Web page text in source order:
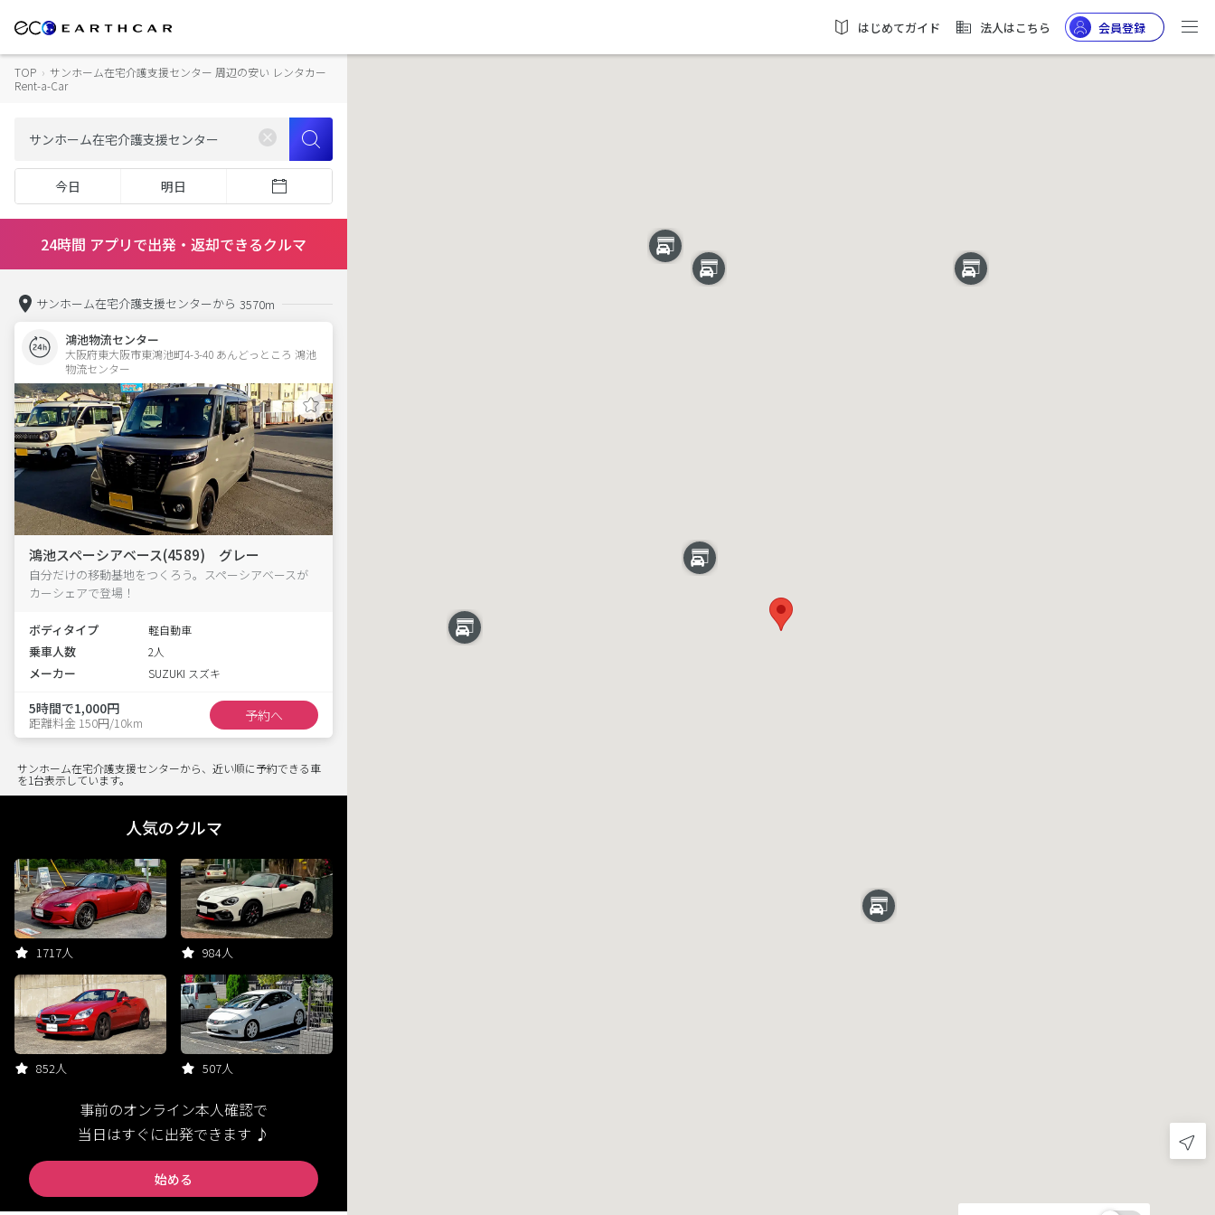
はじめてガイド 法人はこちら 会員登録
TOP › サンホーム在宅介護支援センター 周辺の安い レンタカー
Rent-a-Car
今日 明日
24時間 アプリで出発・返却できるクルマ
サンホーム在宅介護支援センターから 3570m
鴻池物流センター
大阪府東大阪市東鴻池町4-3-40 あんどっところ 鴻池
物流センター
鴻池スペーシアベース(4589) グレー
自分だけの移動基地をつくろう。スペーシアベースが
カーシェアで登場！
ボディタイプ 軽自動車
乗車人数 2人
メーカー SUZUKI スズキ
5時間で1,000円
距離料金 150円/10km 予約へ
サンホーム在宅介護支援センターから、近い順に予約できる車
を1台表示しています。
人気のクルマ
1717人 984人
852人 507人
事前のオンライン本人確認で
当日はすぐに出発できます ♪
始める